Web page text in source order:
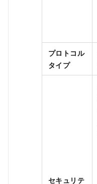
プロトコル
タイプ
セキュリテ